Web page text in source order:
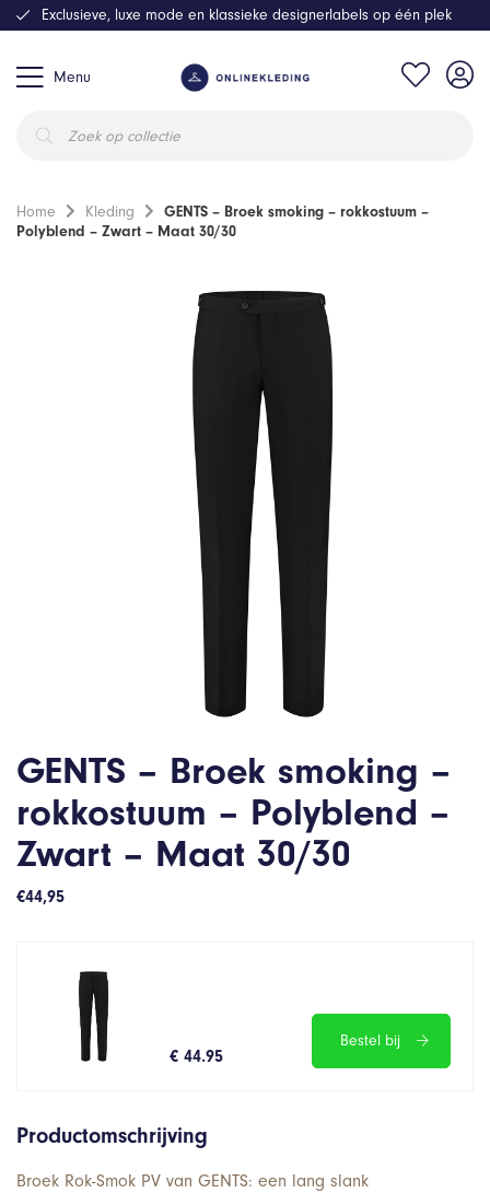
Menu
zoeken
Exclusieve, luxe mode en klassieke designerlabels op één plek
Home Kleding
GENTS – Broek smoking – rokkostuum –
Polyblend – Zwart – Maat 30/30
GENTS – Broek smoking –
rokkostuum – Polyblend –
Zwart – Maat 30/30
€44,95
€ 44.95
Bestel bij
Productomschrijving
Broek Rok-Smok PV van GENTS: een lang slank